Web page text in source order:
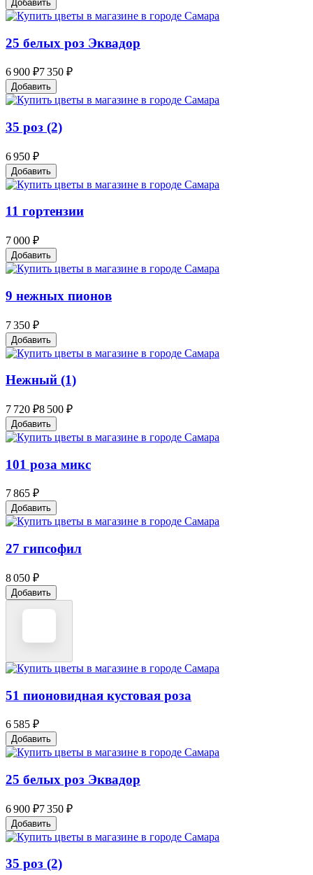
Добавить
25 белых роз Эквадор
6 900 ₽7 350 ₽
Добавить
35 роз (2)
6 950 ₽
Добавить
11 гортензии
7 000 ₽
Добавить
9 нежных пионов
7 350 ₽
Добавить
Нежный (1)
7 720 ₽8 500 ₽
Добавить
101 роза микс
7 865 ₽
Добавить
27 гипсофил
8 050 ₽
Добавить
51 пионовидная кустовая роза
6 585 ₽
Добавить
25 белых роз Эквадор
6 900 ₽7 350 ₽
Добавить
35 роз (2)